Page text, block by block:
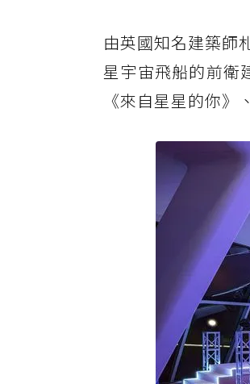
由英國知名建築師
星宇宙飛船的前衛
《來自星星的你》